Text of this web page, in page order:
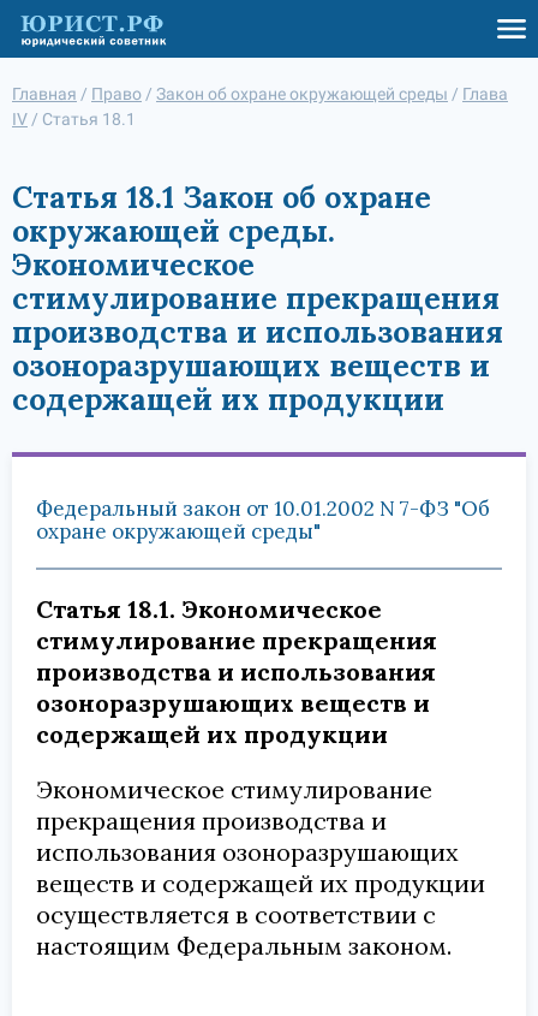
Главная / Право / Закон об охране окружающей среды / Глава
IV / Статья 18.1
Статья 18.1 Закон об охране
окружающей среды.
Экономическое
стимулирование прекращения
производства и использования
озоноразрушающих веществ и
содержащей их продукции
Федеральный закон от 10.01.2002 N 7-ФЗ "Об
охране окружающей среды"
Статья 18.1. Экономическое
стимулирование прекращения
производства и использования
озоноразрушающих веществ и
содержащей их продукции
Экономическое стимулирование
прекращения производства и
использования озоноразрушающих
веществ и содержащей их продукции
осуществляется в соответствии с
настоящим Федеральным законом.